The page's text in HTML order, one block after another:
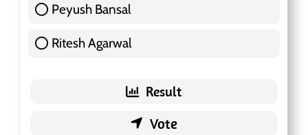
Peyush Bansal
Ritesh Agarwal